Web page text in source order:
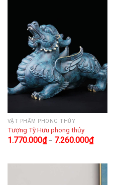
VẬT PHẨM PHONG THỦY
Tượng Tỳ Hưu phong thủy
1.770.000₫– 7.260.000₫